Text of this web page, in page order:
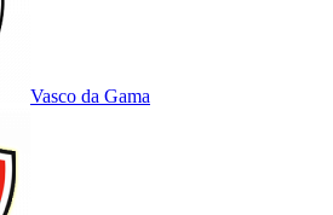
Vasco da Gama